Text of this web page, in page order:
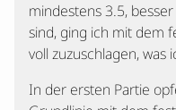
mindestens 3.5,
sind, ging ich mit dem
voll zuzuschlagen, was
In der ersten Partie